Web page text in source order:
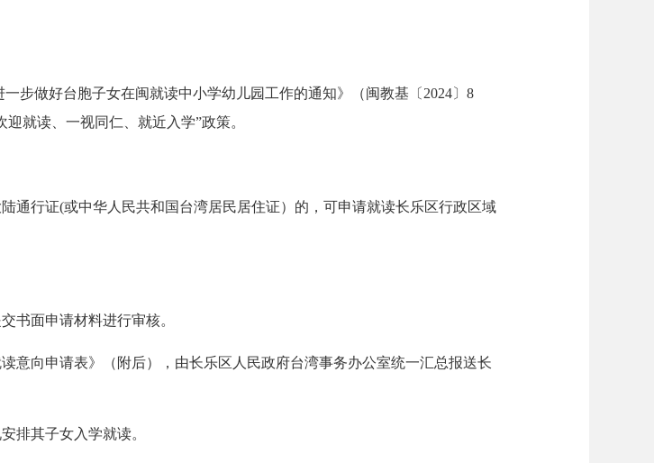
步做好台胞子女在闽就读中小学幼儿园工作的通知》（闽教基〔2024〕8
就读、一视同仁、就近入学”政策。
通行证(或中华人民共和国台湾居民居住证）的，可申请就读长乐区行政区域
书面申请材料进行审核。
意向申请表》（附后），由长乐区人民政府台湾事务办公室统一汇总报送长
排其子女入学就读。